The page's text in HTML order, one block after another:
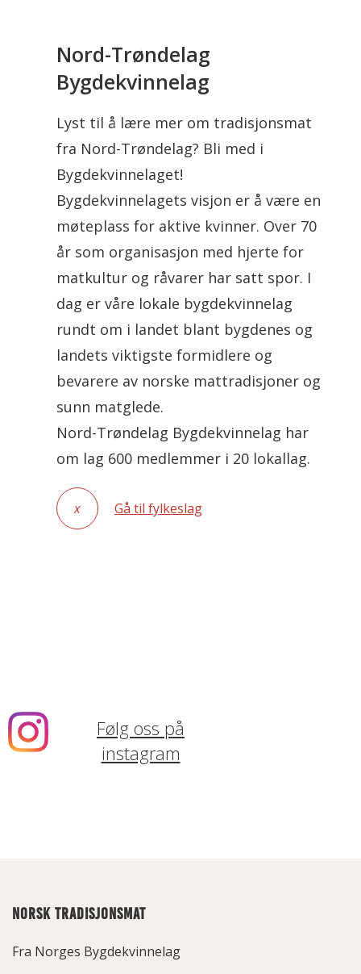
Nord-Trøndelag
Bygdekvinnelag
Lyst til å lære mer om tradisjonsmat
fra Nord-Trøndelag? Bli med i
Bygdekvinnelaget!
Bygdekvinnelagets visjon er å være en
møteplass for aktive kvinner. Over 70
år som organisasjon med hjerte for
matkultur og råvarer har satt spor. I
dag er våre lokale bygdekvinnelag
rundt om i landet blant bygdenes og
landets viktigste formidlere og
bevarere av norske mattradisjoner og
sunn matglede.
Nord-Trøndelag Bygdekvinnelag har
om lag 600 medlemmer i 20 lokallag.
x Gå til fylkeslag
Følg oss på
instagram
NORSK TRADISJONSMAT
Fra Norges Bygdekvinnelag